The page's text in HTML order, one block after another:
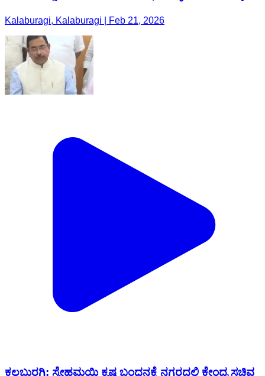
Kalaburagi, Kalaburagi | Feb 21, 2026
ಕಲಬುರಗಿ: ಸ್ನೇಹಮಯಿ ಕೃಷ್ಣ ಬಂಧನಕ್ಕೆ ನಗರದಲ್ಲಿ ಕೇಂದ್ರ ಸಚಿವ